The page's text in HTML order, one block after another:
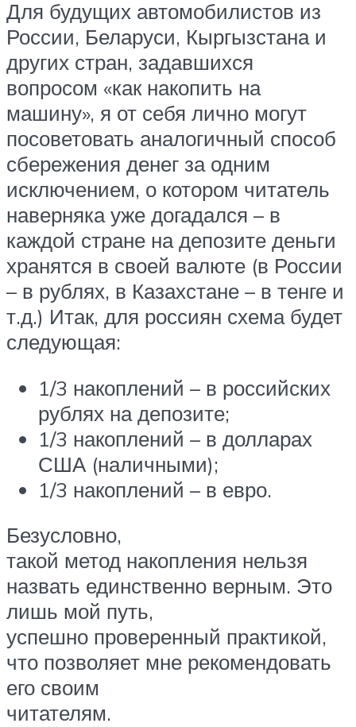
Для будущих автомобилистов из
России, Беларуси, Кыргызстана и
других стран, задавшихся
вопросом «как накопить на
машину», я от себя лично могут
посоветовать аналогичный способ
сбережения денег за одним
исключением, о котором читатель
наверняка уже догадался – в
каждой стране на депозите деньги
хранятся в своей валюте (в России
– в рублях, в Казахстане – в тенге и
т.д.) Итак, для россиян схема будет
следующая:
1/3 накоплений – в российских
рублях на депозите;
1/3 накоплений – в долларах
США (наличными);
1/3 накоплений – в евро.
Безусловно,
такой метод накопления нельзя
назвать единственно верным. Это
лишь мой путь,
успешно проверенный практикой,
что позволяет мне рекомендовать
его своим
читателям.